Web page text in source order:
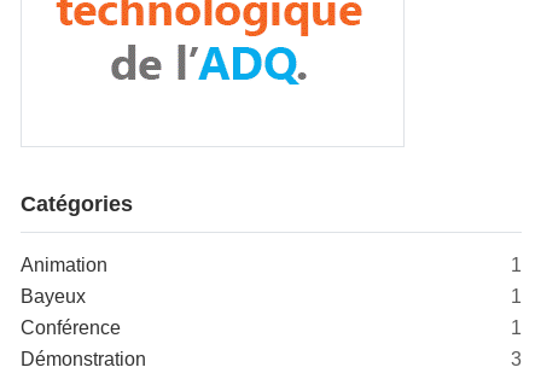
Catégories
Animation
1
Bayeux
1
Conférence
1
Démonstration
3